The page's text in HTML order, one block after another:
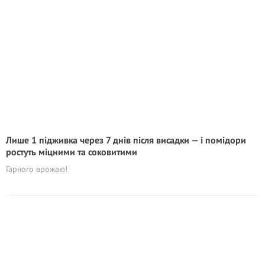
Лише 1 підживка через 7 днів після висадки — і помідори
ростуть міцними та соковитими
Гарного врожаю!